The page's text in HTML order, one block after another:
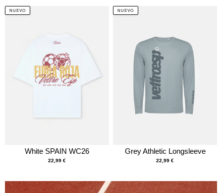
NUEVO
White SPAIN WC26
22,99 €
NUEVO
Grey Athletic Longsleeve
22,99 €